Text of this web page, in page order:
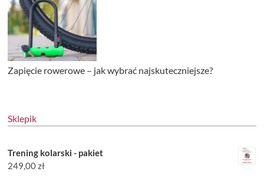
Zapięcie rowerowe – jak wybrać najskuteczniejsze?
Sklepik
Trening kolarski - pakiet
249,00zł